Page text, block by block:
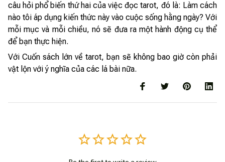
câu hỏi phổ biến thứ hai của việc đọc tarot, đó là: Làm cách
nào tôi áp dụng kiến thức này vào cuộc sống hằng ngày? Với
mỗi mục và mỗi chiều, nó sẽ đưa ra một hành động cụ thể
để bạn thực hiện.
Với Cuốn sách lớn về tarot, bạn sẽ không bao giờ còn phải
vật lộn với ý nghĩa của các lá bài nữa.